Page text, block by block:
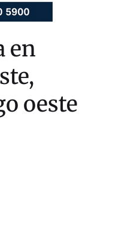
en
oeste